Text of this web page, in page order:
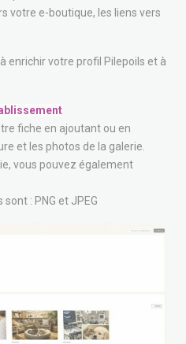
votre e-boutique, les liens vers
enrichir votre profil Pilepoils et à
fiche en ajoutant ou en
et les photos de la galerie.
vous pouvez également
: PNG et JPEG